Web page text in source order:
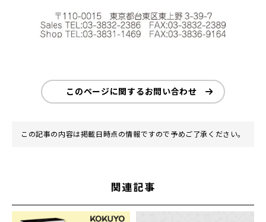
このページに関するお問い合わせ
この記事の内容は掲載日時点の情報ですので予めご了承ください。
関連記事